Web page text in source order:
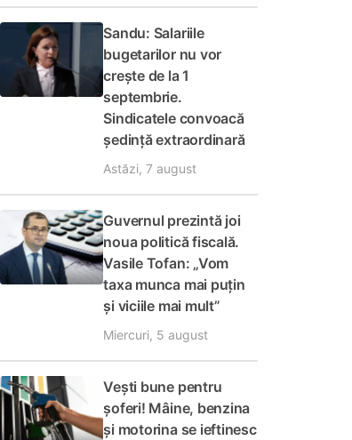
Sandu: Salariile
bugetarilor nu vor
crește de la 1
septembrie.
Sindicatele convoacă
ședință extraordinară
Astăzi, 7 august
Guvernul prezintă joi
noua politică fiscală.
Vasile Tofan: „Vom
taxa munca mai puțin
și viciile mai mult”
Miercuri, 5 august
Vești bune pentru
șoferi! Mâine, benzina
și motorina se ieftinesc